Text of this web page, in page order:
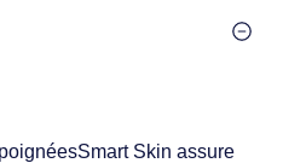
Skin assure